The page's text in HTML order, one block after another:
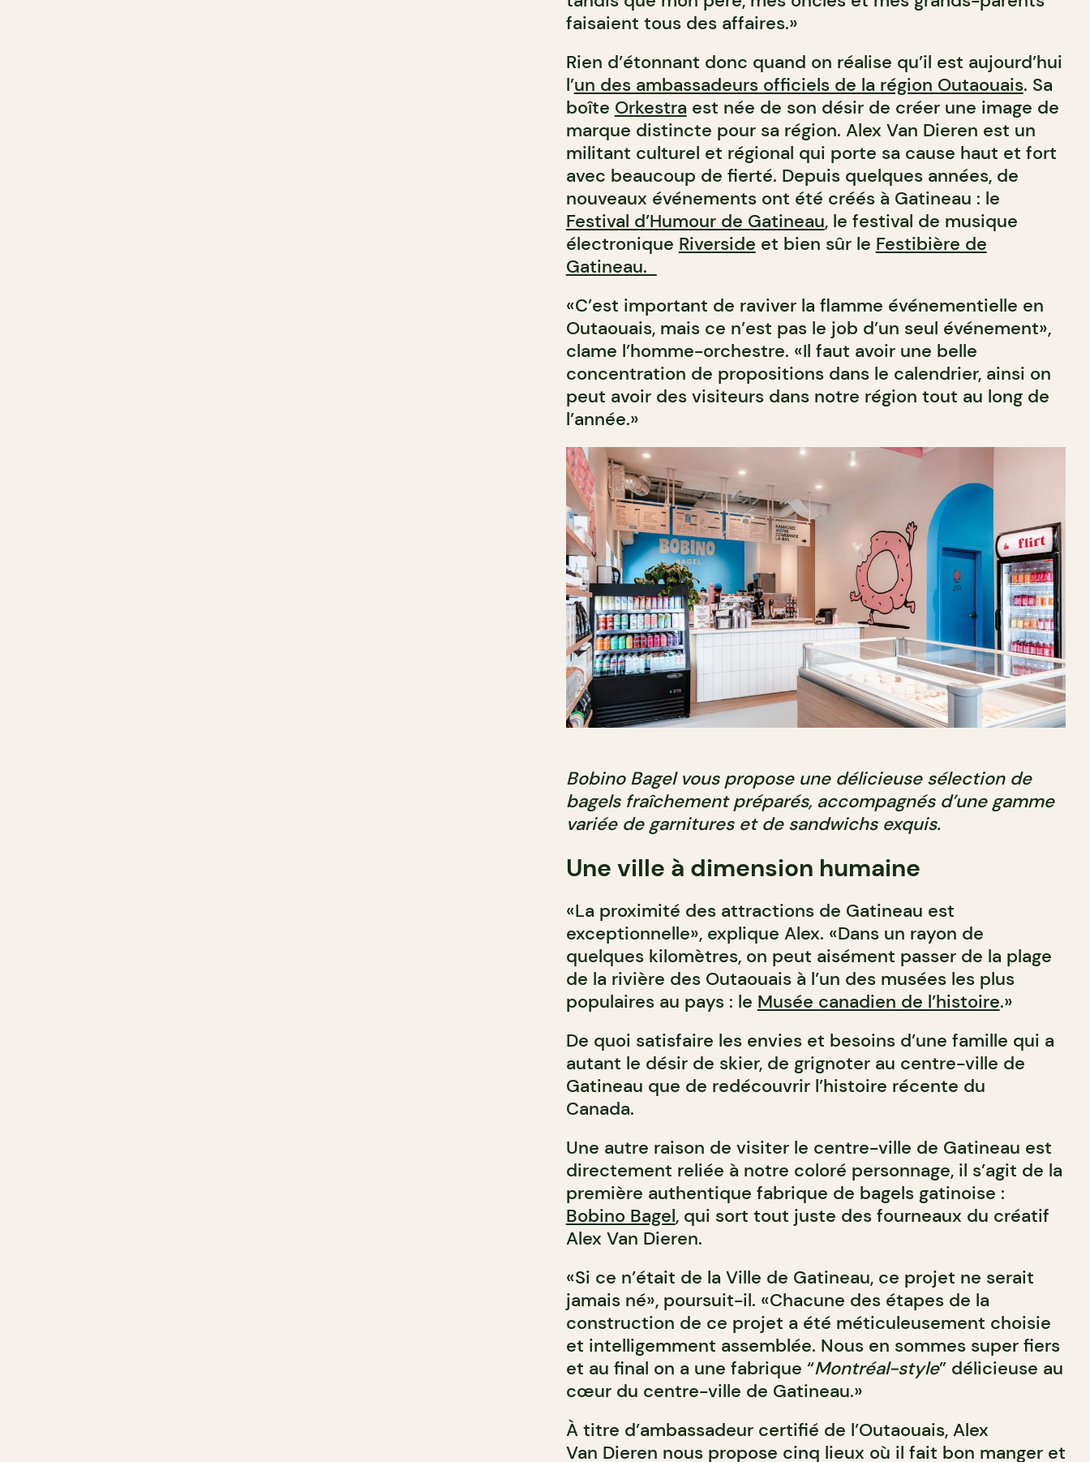
faisaient tous des affaires.»
Rien d’étonnant donc quand on réalise qu’il est aujourd’hui
l’un des ambassadeurs officiels de la région Outaouais. Sa
boîte Orkestra est née de son désir de créer une image de
marque distincte pour sa région. Alex Van Dieren est un
militant culturel et régional qui porte sa cause haut et fort
avec beaucoup de fierté. Depuis quelques années, de
nouveaux événements ont été créés à Gatineau : le
Festival d’Humour de Gatineau, le festival de musique
électronique Riverside et bien sûr le Festibière de
Gatineau.
«C’est important de raviver la flamme événementielle en
Outaouais, mais ce n’est pas le job d’un seul événement»,
clame l’homme-orchestre. «Il faut avoir une belle
concentration de propositions dans le calendrier, ainsi on
peut avoir des visiteurs dans notre région tout au long de
l’année.»
Bobino Bagel vous propose une délicieuse sélection de
bagels fraîchement préparés, accompagnés d’une gamme
variée de garnitures et de sandwichs exquis.
Une ville à dimension humaine
«La proximité des attractions de Gatineau est
exceptionnelle», explique Alex. «Dans un rayon de
quelques kilomètres, on peut aisément passer de la plage
de la rivière des Outaouais à l’un des musées les plus
populaires au pays : le Musée canadien de l’histoire.»
De quoi satisfaire les envies et besoins d’une famille qui a
autant le désir de skier, de grignoter au centre-ville de
Gatineau que de redécouvrir l’histoire récente du
Canada.
Une autre raison de visiter le centre-ville de Gatineau est
directement reliée à notre coloré personnage, il s’agit de la
première authentique fabrique de bagels gatinoise :
Bobino Bagel, qui sort tout juste des fourneaux du créatif
Alex Van Dieren.
«Si ce n’était de la Ville de Gatineau, ce projet ne serait
jamais né», poursuit-il. «Chacune des étapes de la
construction de ce projet a été méticuleusement choisie
et intelligemment assemblée. Nous en sommes super fiers
et au final on a une fabrique “Montréal-style” délicieuse au
cœur du centre-ville de Gatineau.»
À titre d’ambassadeur certifié de l’Outaouais, Alex
Van Dieren nous propose cinq lieux où il fait bon manger et